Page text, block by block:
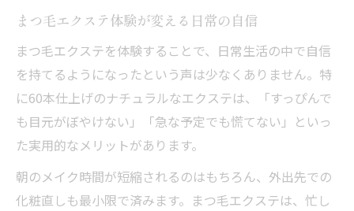
まつ毛エクステ体験が変える日常の自信
まつ毛エクステを体験することで、日常生活の中で自信
を持てるようになったという声は少なくありません。特
に60本仕上げのナチュラルなエクステは、「すっぴんで
も目元がぼやけない」「急な予定でも慌てない」といっ
た実用的なメリットがあります。
朝のメイク時間が短縮されるのはもちろん、外出先での
化粧直しも最小限で済みます。まつ毛エクステは、忙し